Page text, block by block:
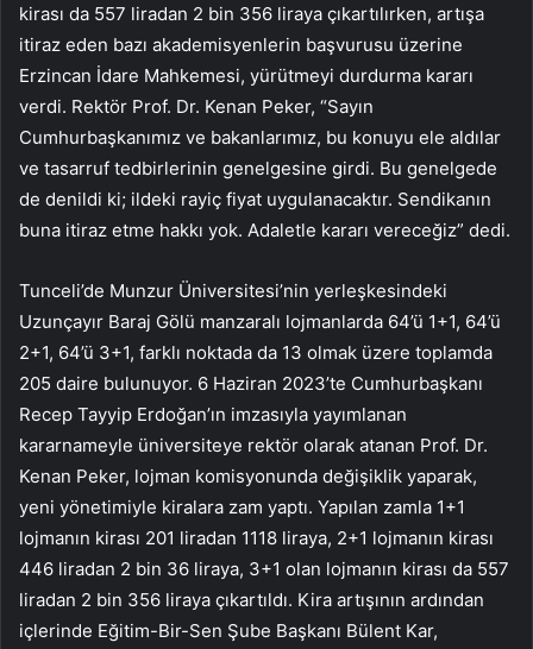
kirası da 557 liradan 2 bin 356 liraya çıkartılırken, artışa
itiraz eden bazı akademisyenlerin başvurusu üzerine
Erzincan İdare Mahkemesi, yürütmeyi durdurma kararı
verdi. Rektör Prof. Dr. Kenan Peker, “Sayın
Cumhurbaşkanımız ve bakanlarımız, bu konuyu ele aldılar
ve tasarruf tedbirlerinin genelgesine girdi. Bu genelgede
de denildi ki; ildeki rayiç fiyat uygulanacaktır. Sendikanın
buna itiraz etme hakkı yok. Adaletle kararı vereceğiz” dedi.
Tunceli’de Munzur Üniversitesi’nin yerleşkesindeki
Uzunçayır Baraj Gölü manzaralı lojmanlarda 64’ü 1+1, 64’ü
2+1, 64’ü 3+1, farklı noktada da 13 olmak üzere toplamda
205 daire bulunuyor. 6 Haziran 2023’te Cumhurbaşkanı
Recep Tayyip Erdoğan’ın imzasıyla yayımlanan
kararnameyle üniversiteye rektör olarak atanan Prof. Dr.
Kenan Peker, lojman komisyonunda değişiklik yaparak,
yeni yönetimiyle kiralara zam yaptı. Yapılan zamla 1+1
lojmanın kirası 201 liradan 1118 liraya, 2+1 lojmanın kirası
446 liradan 2 bin 36 liraya, 3+1 olan lojmanın kirası da 557
liradan 2 bin 356 liraya çıkartıldı. Kira artışının ardından
içlerinde Eğitim-Bir-Sen Şube Başkanı Bülent Kar,